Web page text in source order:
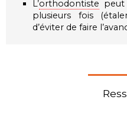
L’orthodontiste
plusieurs fois
d’éviter de faire